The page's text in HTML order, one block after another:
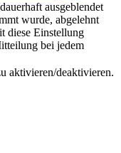
ausgeblendet
wurde, abgelehnt
diese Einstellung
bei jedem
aktivieren/deaktivieren.